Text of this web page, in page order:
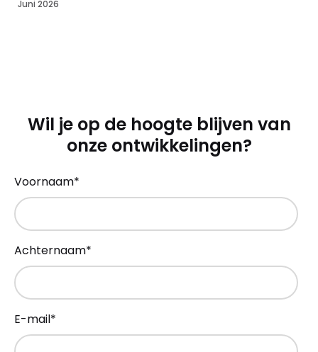
Juni 2026
Wil je op de hoogte blijven van
onze ontwikkelingen?
Voornaam*
Achternaam*
E-mail*